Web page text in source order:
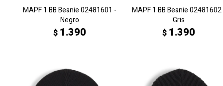
MAPF 1 BB Beanie 02481601 -
Negro
$ 1.390
MAPF 1 BB Beanie 02481602
Gris
$ 1.390